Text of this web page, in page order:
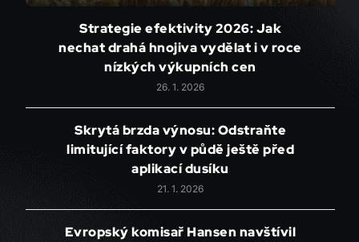
Strategie efektivity 2026: Jak
nechat drahá hnojiva vydělat i v roce
nízkých výkupních cen
26. 1. 2026
Skrytá brzda výnosu: Odstraňte
limitující faktory v půdě ještě před
aplikací dusíku
21. 1. 2026
Evropský komisař Hansen navštívil